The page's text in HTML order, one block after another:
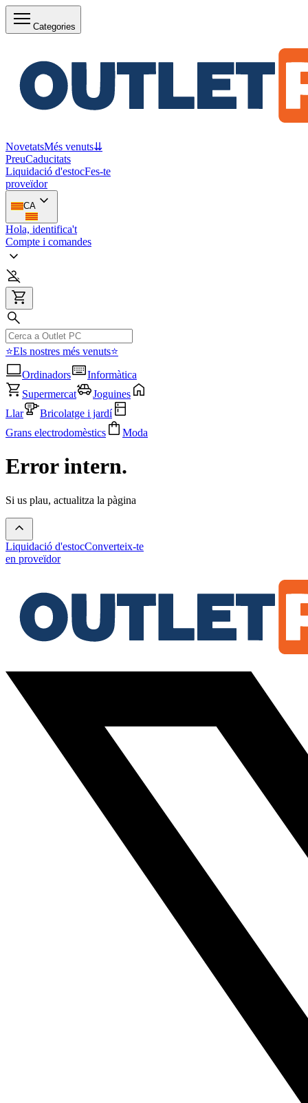
Categories
NovetatsMés venuts⇊
PreuCaducitats
Liquidació d'estocFes-te
proveïdor
CA
Hola, identifica't
Compte i comandes
⭐Els nostres més venuts⭐
Ordinadors
Informàtica
Supermercat
Joguines
Llar
Bricolatge i jardí
Grans electrodomèstics
Moda
Error intern.
Si us plau, actualitza la pàgina
Liquidació d'estocConverteix-te
en proveïdor